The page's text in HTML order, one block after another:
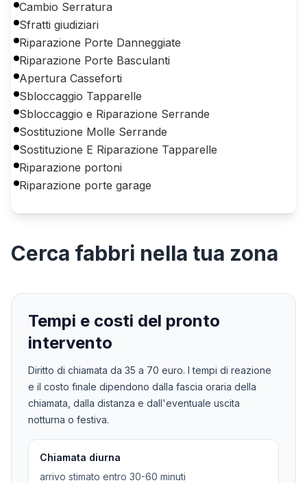
Cambio Serratura
Sfratti giudiziari
Riparazione Porte Danneggiate
Riparazione Porte Basculanti
Apertura Casseforti
Sbloccaggio Tapparelle
Sbloccaggio e Riparazione Serrande
Sostituzione Molle Serrande
Sostituzione E Riparazione Tapparelle
Riparazione portoni
Riparazione porte garage
Cerca fabbri nella tua zona
Tempi e costi del pronto
intervento
Diritto di chiamata da 35 a 70 euro. I tempi di reazione
e il costo finale dipendono dalla fascia oraria della
chiamata, dalla distanza e dall'eventuale uscita
notturna o festiva.
Chiamata diurna
arrivo stimato entro 30-60 minuti